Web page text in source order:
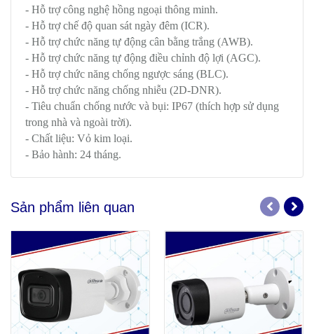
- Hỗ trợ công nghệ hồng ngoại thông minh.
- Hỗ trợ chế độ quan sát ngày đêm (ICR).
- Hỗ trợ chức năng tự động cân bằng trắng (AWB).
- Hỗ trợ chức năng tự động điều chỉnh độ lợi (AGC).
- Hỗ trợ chức năng chống ngược sáng (BLC).
- Hỗ trợ chức năng chống nhiễu (2D-DNR).
- Tiêu chuẩn chống nước và bụi: IP67 (thích hợp sử dụng
trong nhà và ngoài trời).
- Chất liệu: Vỏ kim loại.
- Bảo hành: 24 tháng.
Sản phẩm liên quan